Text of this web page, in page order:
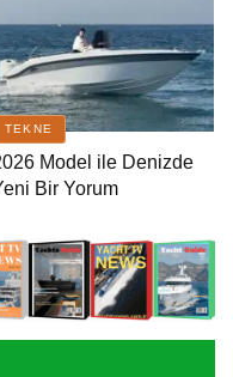
Model ile Denizde
Bir Yorum
TEKNE